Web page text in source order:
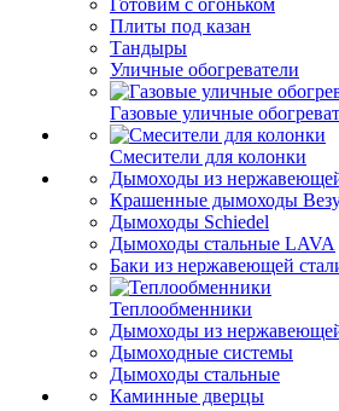
Готовим с огоньком
Плиты под казан
Тандыры
Уличные обогреватели
Газовые уличные
Смесители для колонки
Дымоходы из
Крашенные дымоходы
Дымоходы Schiedel
Дымоходы стальные LAVA
Баки из нержавеющей
Теплообменники
Дымоходы из
Дымоходные системы
Дымоходы стальные
Каминные дверцы